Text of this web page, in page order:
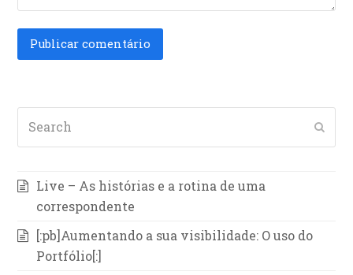
Live – As histórias e a rotina de uma
correspondente
[:pb]Aumentando a sua visibilidade: O uso do
Portfólio[:]